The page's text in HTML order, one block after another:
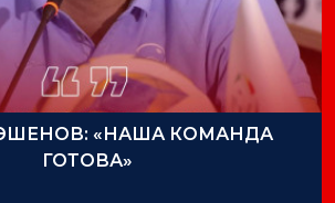
«НАША КОМАНДА
ГОТОВА»